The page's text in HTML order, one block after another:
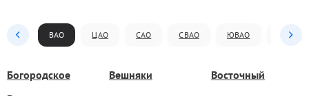
ВАО ЦАО САО СВАО ЮВАО ЮАО
Богородское Вешняки
Восточный